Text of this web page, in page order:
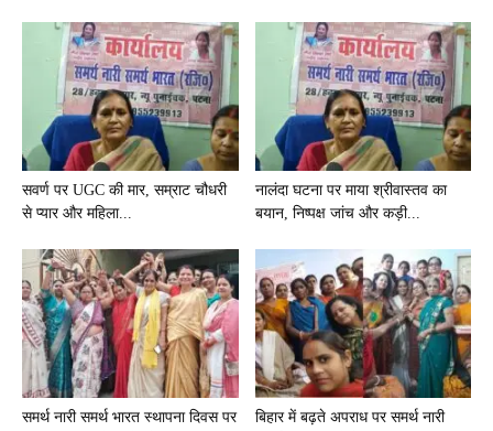
सवर्ण पर UGC की मार, सम्राट चौधरी
से प्यार और महिला...
नालंदा घटना पर माया श्रीवास्तव का
बयान, निष्पक्ष जांच और कड़ी...
समर्थ नारी समर्थ भारत स्थापना दिवस पर
बिहार में बढ़ते अपराध पर समर्थ नारी